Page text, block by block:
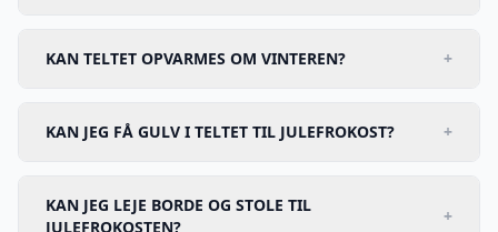
KAN TELTET OPVARMES OM VINTEREN? +
KAN JEG FÅ GULV I TELTET TIL JULEFROKOST? +
KAN JEG LEJE BORDE OG STOLE TIL
JULEFROKOSTEN?
+